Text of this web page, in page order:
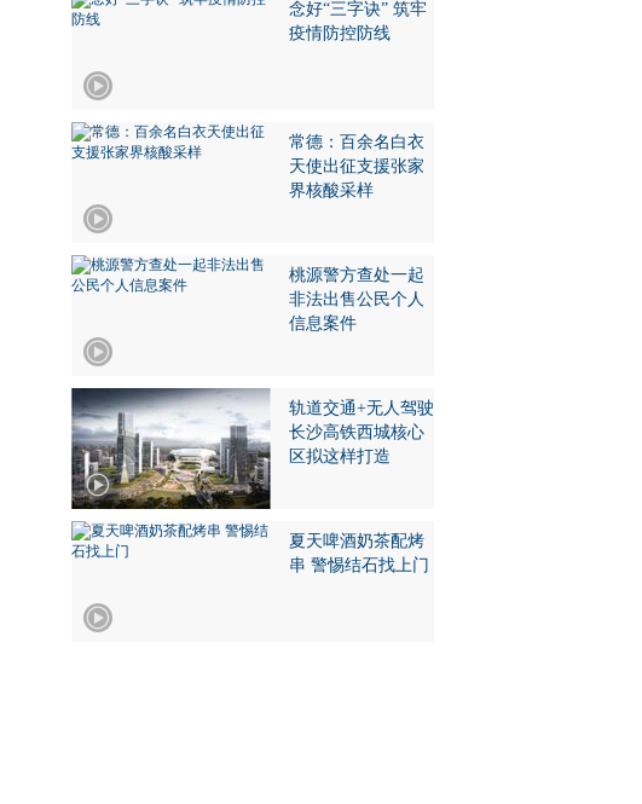
念好“三字诀” 筑牢
疫情防控防线
常德：百余名白衣
天使出征支援张家
界核酸采样
桃源警方查处一起
非法出售公民个人
信息案件
轨道交通+无人驾驶
长沙高铁西城核心
区拟这样打造
夏天啤酒奶茶配烤
串 警惕结石找上门